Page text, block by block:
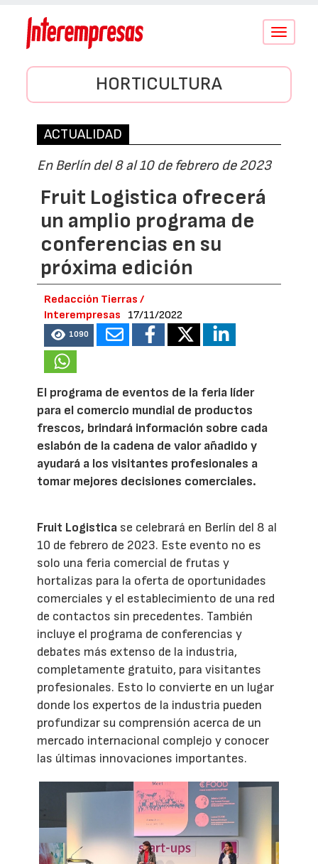
Conmutar
HORTICULTURA
ACTUALIDAD
En Berlín del 8 al 10 de febrero de 2023
Fruit Logistica ofrecerá
un amplio programa de
conferencias en su
próxima edición
Redacción Tierras /
Interempresas
17/11/2022
1090
El programa de eventos de la feria líder
para el comercio mundial de productos
frescos, brindará información sobre cada
eslabón de la cadena de valor añadido y
ayudará a los visitantes profesionales a
tomar mejores decisiones comerciales.
Fruit Logistica se celebrará en Berlín del 8 al
10 de febrero de 2023. Este evento no es
solo una feria comercial de frutas y
hortalizas para la oferta de oportunidades
comerciales y el establecimiento de una red
de contactos sin precedentes. También
incluye el programa de conferencias y
debates más extenso de la industria,
completamente gratuito, para visitantes
profesionales. Esto lo convierte en un lugar
donde los expertos de la industria pueden
profundizar su comprensión acerca de un
mercado internacional complejo y conocer
las últimas innovaciones importantes.